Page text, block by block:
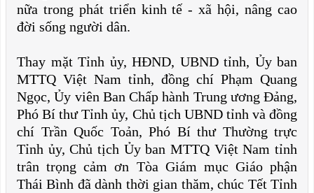
nữa trong phát triển kinh tế - xã hội, nâng cao
đời sống người dân.
Thay mặt Tỉnh ủy, HĐND, UBND tỉnh, Ủy ban
MTTQ Việt Nam tỉnh, đồng chí Phạm Quang
Ngọc, Ủy viên Ban Chấp hành Trung ương Đảng,
Phó Bí thư Tỉnh ủy, Chủ tịch UBND tỉnh và đồng
chí Trần Quốc Toản, Phó Bí thư Thường trực
Tỉnh ủy, Chủ tịch Ủy ban MTTQ Việt Nam tỉnh
trân trọng cảm ơn Tòa Giám mục Giáo phận
Thái Bình đã dành thời gian thăm, chúc Tết Tỉnh